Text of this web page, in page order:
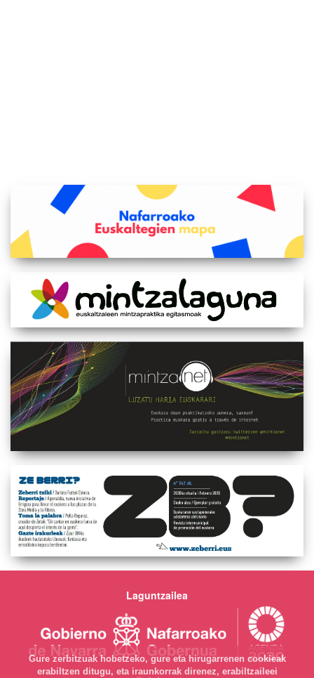
Laguntzailea
Gure zerbitzuak hobetzeko, gure eta hirugarrenen cookieak
erabiltzen ditugu, eta iraunkorrak direnez, erabiltzaileei